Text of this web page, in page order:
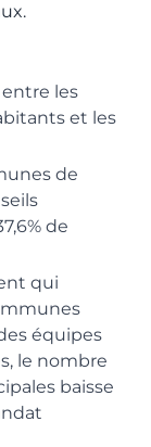
les
et les
de
de
qui
équipes
le nombre
baisse